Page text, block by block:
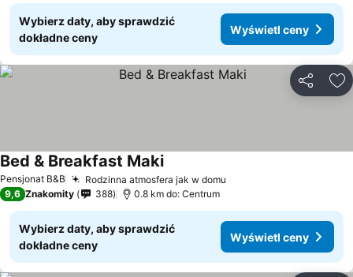
Wybierz daty, aby sprawdzić
dokładne ceny
Wyświetl ceny
Pensjonat B&B Rodzinna atmosfera jak w domu
Bed & Breakfast MakiWyświetl ceny
9,6 Znakomity 388 0.8 km do: Centrum
Wybierz daty, aby sprawdzić
dokładne ceny
Wyświetl ceny